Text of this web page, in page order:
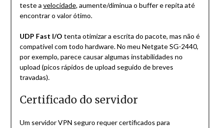
teste a velocidade, aumente/diminua o buffer e repita até
encontrar o valor ótimo.
UDP Fast I/O tenta otimizar a escrita do pacote, mas não é
compatível com todo hardware. No meu Netgate SG-2440,
por exemplo, parece causar algumas instabilidades no
upload (picos rápidos de upload seguido de breves
travadas).
Certificado do servidor
Um servidor VPN seguro requer certificados para